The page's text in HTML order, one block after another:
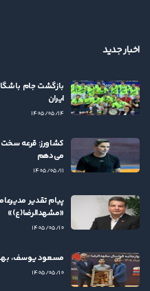
اخبار جدید
بازگشت جام
ایران
۱۴۰۵/۰۵/۱۴
کشاورز: قرعه سخت
می‌دهم
۱۴۰۵/۰۵/۱۱
پیام تقدیر
«مشهدالرضا(ع)»
۱۴۰۵/۰۵/۱۰
مسعود یوسف،
۱۴۰۵/۰۵/۱۰